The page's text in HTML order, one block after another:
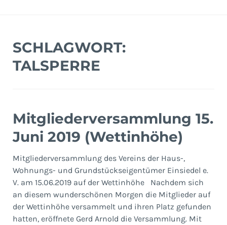
SCHLAGWORT:
TALSPERRE
Mitgliederversammlung 15.
Juni 2019 (Wettinhöhe)
Mitgliederversammlung des Vereins der Haus-,
Wohnungs- und Grundstückseigentümer Einsiedel e.
V. am 15.06.2019 auf der Wettinhöhe Nachdem sich
an diesem wunderschönen Morgen die Mitglieder auf
der Wettinhöhe versammelt und ihren Platz gefunden
hatten, eröffnete Gerd Arnold die Versammlung. Mit